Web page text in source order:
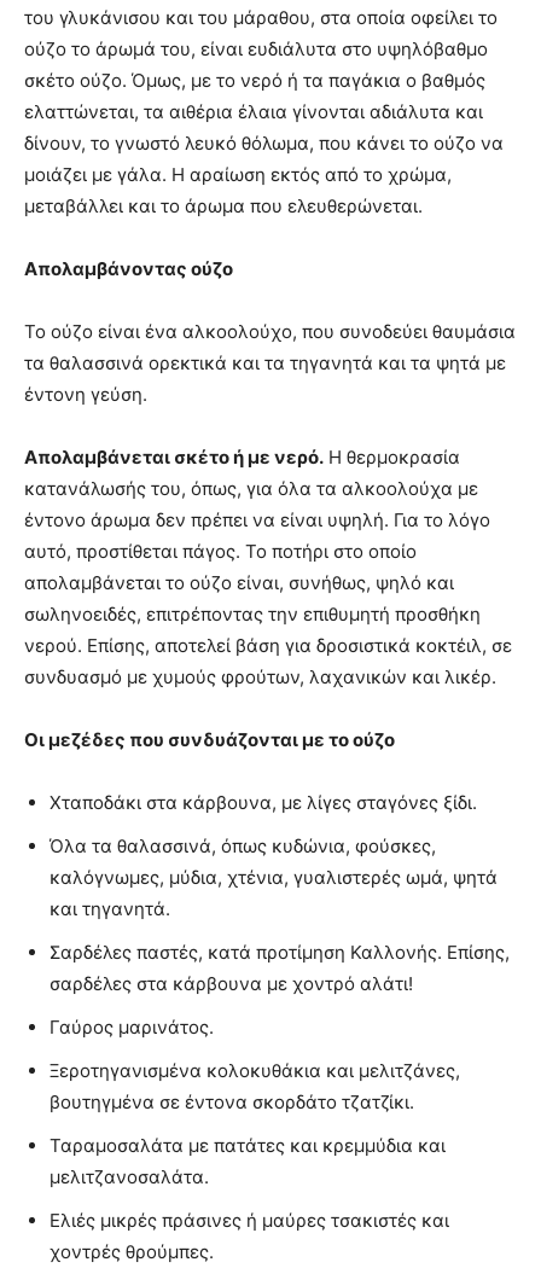
του γλυκάνισου και του μάραθου, στα οποία οφείλει το
ούζο το άρωμά του, είναι ευδιάλυτα στο υψηλόβαθμο
σκέτο ούζο. Όμως, με το νερό ή τα παγάκια ο βαθμός
ελαττώνεται, τα αιθέρια έλαια γίνονται αδιάλυτα και
δίνουν, το γνωστό λευκό θόλωμα, που κάνει το ούζο να
μοιάζει με γάλα. Η αραίωση εκτός από το χρώμα,
μεταβάλλει και το άρωμα που ελευθερώνεται.
Απολαμβάνοντας ούζο
Το ούζο είναι ένα αλκοολούχο, που συνοδεύει θαυμάσια
τα θαλασσινά ορεκτικά και τα τηγανητά και τα ψητά με
έντονη γεύση.
Απολαμβάνεται σκέτο ή με νερό. Η θερμοκρασία
κατανάλωσής του, όπως, για όλα τα αλκοολούχα με
έντονο άρωμα δεν πρέπει να είναι υψηλή. Για το λόγο
αυτό, προστίθεται πάγος. Το ποτήρι στο οποίο
απολαμβάνεται το ούζο είναι, συνήθως, ψηλό και
σωληνοειδές, επιτρέποντας την επιθυμητή προσθήκη
νερού. Επίσης, αποτελεί βάση για δροσιστικά κοκτέιλ, σε
συνδυασμό με χυμούς φρούτων, λαχανικών και λικέρ.
Οι μεζέδες που συνδυάζονται με το ούζο
Χταποδάκι στα κάρβουνα, με λίγες σταγόνες ξίδι.
Όλα τα θαλασσινά, όπως κυδώνια, φούσκες,
καλόγνωμες, μύδια, χτένια, γυαλιστερές ωμά, ψητά
και τηγανητά.
Σαρδέλες παστές, κατά προτίμηση Καλλονής. Επίσης,
σαρδέλες στα κάρβουνα με χοντρό αλάτι!
Γαύρος μαρινάτος.
Ξεροτηγανισμένα κολοκυθάκια και μελιτζάνες,
βουτηγμένα σε έντονα σκορδάτο τζατζίκι.
Ταραμοσαλάτα με πατάτες και κρεμμύδια και
μελιτζανοσαλάτα.
Ελιές μικρές πράσινες ή μαύρες τσακιστές και
χοντρές θρούμπες.